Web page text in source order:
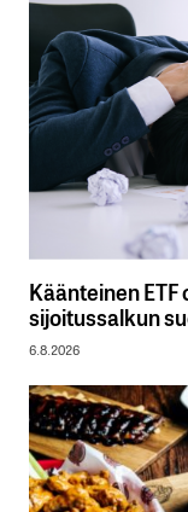
Käänteinen
sijoitussalkun
6.8.2026